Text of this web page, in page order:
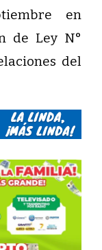
en
de Ley N°
del